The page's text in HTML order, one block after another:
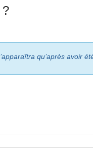
?
qu’après avoir